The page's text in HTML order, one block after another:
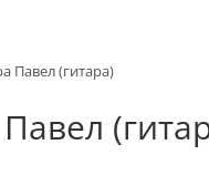
(гитара)